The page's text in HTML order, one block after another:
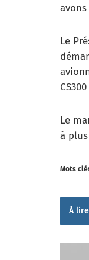
Le
Le
à
Mots
À